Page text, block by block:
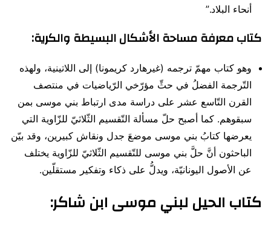
أنحاء البلاد.”
كتاب معرفة مساحة الأشكال البسيطة والكرية:
وهو كتاب مهمّ ترجمه (غيرهارد كريمونا) إلى اللاتينية، ولهذه
التّرجمة الفضلُ في حثِّ مؤرّخي الرّياضيات في منتصف
القرن التّاسع عشر على دراسة مدى ارتباط بني موسى بمن
سبقوهم. كما أصبح حلّ مسألة التّقسيم الثّلاثيّ للزّاوية التي
يعرضها كتابُ بني موسى موضعَ جدل ونقاش كبيرين، وقد بيّن
الباحثون أنَّ حلَّ بني موسى للتّقسيم الثّلاثيّ للزّاوية يختلف
عن الأصول اليونانيّة، ويدلُّ على ذكاء وتفكير مستقلّين.
كتاب الحيل لبني موسى ابن شاكر: